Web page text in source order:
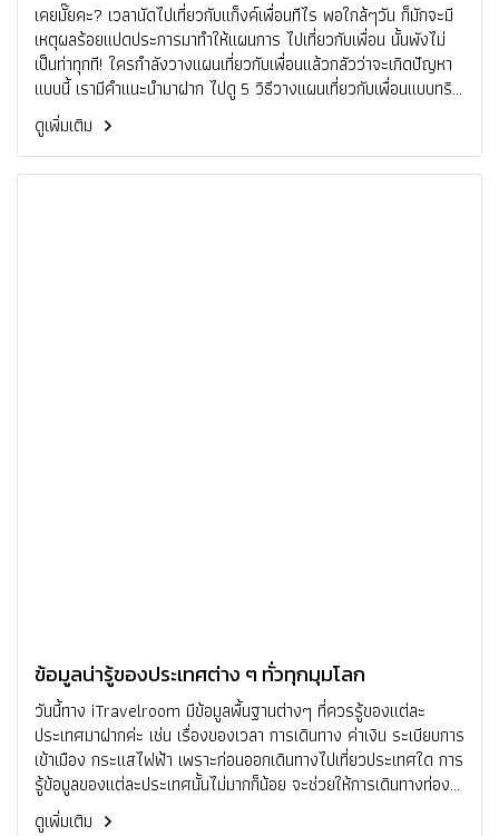
เคยมั๊ยคะ? เวลานัดไปเที่ยวกับแก็งค์เพื่อนทีไร พอใกล้ๆวัน ก็มักจะมี
เหตุผลร้อยแปดประการมาทำให้แผนการ ไปเที่ยวกับเพื่อน นั้นพังไม่
เป็นท่าทุกที! ใครกำลังวางแผนเที่ยวกับเพื่อนแล้วกลัวว่าจะเกิดปัญหา
แบบนี้ เรามีคำแนะนำมาฝาก ไปดู 5 วิธีวางแผนเที่ยวกับเพื่อนแบบทริป
ไม่ล่ม เพื่อนไม่เท! ตามมาดูกันเล้ยยย
ดูเพิ่มเติม
ข้อมูลน่ารู้ของประเทศต่าง ๆ ทั่วทุกมุมโลก
วันนี้ทาง iTravelroom มีข้อมูลพื้นฐานต่างๆ ที่ควรรู้ของแต่ละ
ประเทศมาฝากค่ะ เช่น เรื่องของเวลา การเดินทาง ค่าเงิน ระเบียบการ
เข้าเมือง กระแสไฟฟ้า เพราะก่อนออกเดินทางไปเที่ยวประเทศใด การ
รู้ข้อมูลของแต่ละประเทศนั้นไม่มากก็น้อย จะช่วยให้การเดินทางท่อง
เที่ยวสะดวกและปลอดภัยมากยิ่งขึ้นค่ะ
ดูเพิ่มเติม